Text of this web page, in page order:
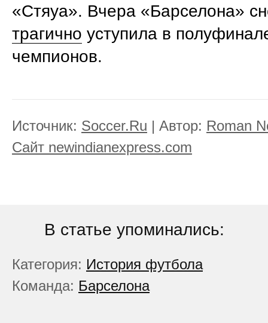
«Стяуа». Вчера «Барселона»
трагично уступила в
чемпионов.
Источник: Soccer.Ru | Автор: Roman
Сайт newindianexpress.com
В статье упоминались:
Категория: История футбола
Команда: Барселона